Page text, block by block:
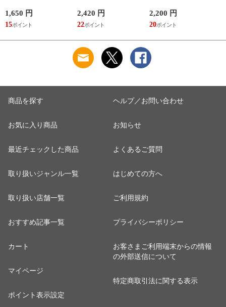
サウナ ごリラックス
まもるさんの洗える
巾着 ブラック 黒
1,650 円
15
補給 マイボトル サ
ウナ 温泉 水筒 カバ
ー トトノイモード
2,420 円
22
マイボトル 動物 ア
ニマル ゴリラ ごリ
ラックス ゴリゴリボ
2,200 円
20
商品を探す
お気に入り商品
最近チェックした商品
取り扱いジャンル一覧
取り扱い店舗一覧
おすすめ記事一覧
カート
マイページ
ポイント表示設定
ヘルプ／お問い合わせ
お知らせ
よくあるご質問
はじめての方へ
ご利用規約
プライバシーポリシー
お客さまご利用端末からの情報
の外部送信について
特定商取引法に関する表示